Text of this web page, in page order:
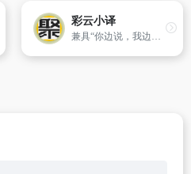
彩云小译
兼具“你边说，我边译”的中日韩英同声传译、双语对照网页翻译、文献翻译、文档翻译、视频字幕翻译功能。